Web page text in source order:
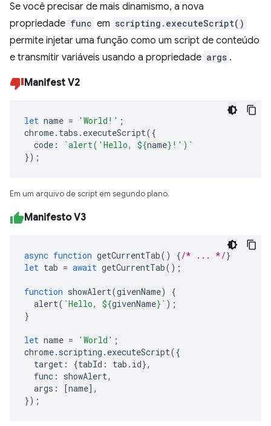
Se você precisar de mais dinamismo, a nova
propriedade func em scripting.executeScript()
permite injetar uma função como um script de conteúdo
e transmitir variáveis usando a propriedade args .
Manifest V2
let name = 'World!' ;
chrome. tabs . executeScript({
code : `alert('Hello, ${name} !')`
});
Em um arquivo de script em segundo plano.
Manifesto V3
async function getCurrentTab() {/* ... */}
let tab = await getCurrentTab();
function showAlert(givenName)
{
alert( `Hello, ${givenName} ` );
}
let name = 'World' ;
chrome. scripting . executeScript({
target : {tabId : tab . id},
func : showAlert,
args : [name],
});